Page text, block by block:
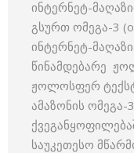
ინტერნეტ-
გსურთ ომეგა-3
ინტერნეტ-
წინამდებარე
ჟოლოსფერ
ამაზონის ომეგა-
საუკეთესო